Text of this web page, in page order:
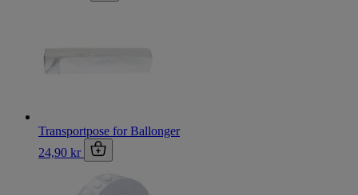
Transportpose for Ballonger
24,90 kr